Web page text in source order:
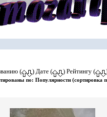
( ) Дате ( ) Рейтингу (
по: Популярности (сортировка